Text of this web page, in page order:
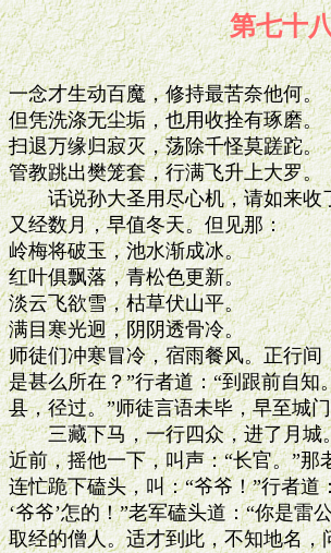
第七十
一念才生动百魔，修持最苦奈他何。
但凭洗涤无尘垢，也用收拴有琢磨。
扫退万缘归寂灭，荡除千怪莫蹉跎。
管教跳出樊笼套，行满飞升上大罗。
话说孙大圣用尽心机，请如来收
又经数月，早值冬天。但见那：
岭梅将破玉，池水渐成冰。
红叶俱飘落，青松色更新。
淡云飞欲雪，枯草伏山平。
满目寒光迥，阴阴透骨冷。
师徒们冲寒冒冷，宿雨餐风。正行
是甚么所在？”行者道：“到跟前自
县，径过。”师徒言语未毕，早至城
三藏下马，一行四众，进了月城
近前，摇他一下，叫声：“长官。”
连忙跪下磕头，叫：“爷爷！”行者
‘爷爷’怎的！”老军磕头道：“你是雷
取经的僧人。适才到此，不知地名